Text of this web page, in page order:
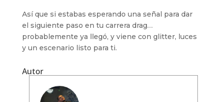
Así que si estabas esperando una señal para dar
el siguiente paso en tu carrera drag…
probablemente ya llegó, y viene con glitter, luces
y un escenario listo para ti.
Autor